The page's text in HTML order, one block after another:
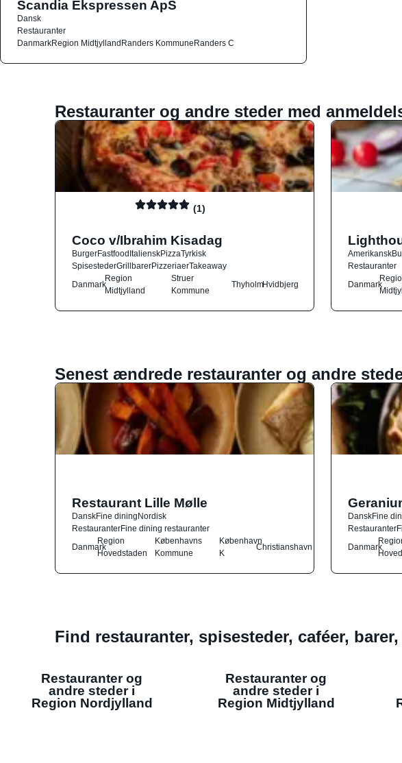
Scandia Ekspressen ApS
Dansk
Restauranter
DanmarkRegion MidtjyllandRanders KommuneRanders C
Restauranter og andre steder med
(1)
Coco v/Ibrahim Kisadag
BurgerFastfoodItalienskPizzaTyrkisk
SpisestederGrillbarerPizzeriaerTakeaway
Danmark
Region
Midtjylland
Struer
Kommune
ThyholmHvidbjerg
Amerikansk
Restauranter
Danmark
Senest ændrede restauranter og andre
Restaurant Lille Mølle
DanskFine diningNordisk
RestauranterFine dining restauranter
Danmark
Region
Hovedstaden
Københavns
Kommune
København
K
Christianshavn
DanskFine
Restauranter
Danmark
Find restauranter, spisesteder, caféer,
Restauranter og
andre steder i
Region Nordjylland
Restauranter og
andre steder i
Region Midtjylland